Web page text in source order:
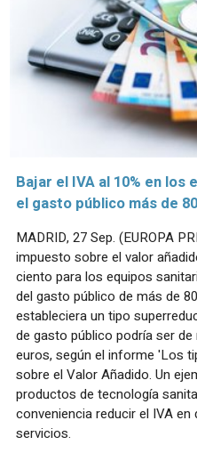
Bajar el IVA al 10% en
el gasto público más de
MADRID, 27 Sep. (EUROPA
impuesto sobre el valor
ciento para los equipos
del gasto público de más de
estableciera un tipo
de gasto público podría ser
euros, según el informe 'Los
sobre el Valor Añadido. Un
productos de tecnología
conveniencia reducir el IVA
servicios.